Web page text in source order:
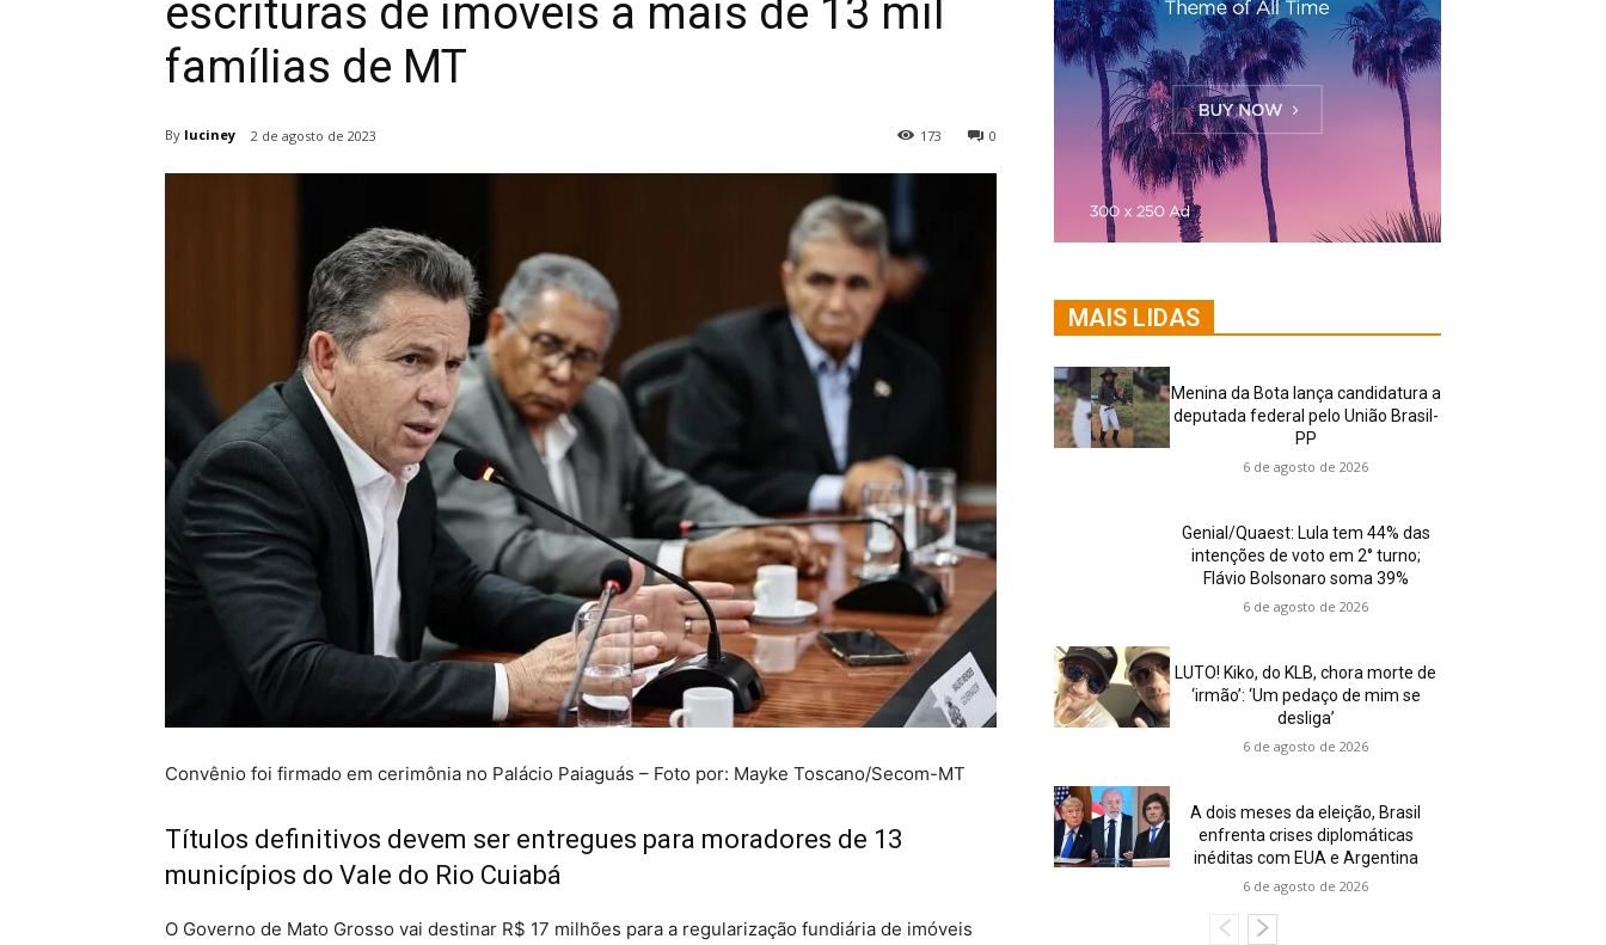
escrituras de imóveis a mais de 13 mil
famílias de MT
By luciney 2 de agosto de 2023 0
173
Convênio foi firmado em cerimônia no Palácio Paiaguás – Foto por: Mayke Toscano/Secom-MT
Títulos definitivos devem ser entregues para moradores de 13
municípios do Vale do Rio Cuiabá
O Governo de Mato Grosso vai destinar R$ 17 milhões para a regularização fundiária de imóveis
MAIS LIDAS
Menina da Bota lança candidatura a
deputada federal pelo União Brasil-
PP
6 de agosto de 2026
Genial/Quaest: Lula tem 44% das
intenções de voto em 2° turno;
Flávio Bolsonaro soma 39%
6 de agosto de 2026
LUTO! Kiko, do KLB, chora morte de
‘irmão’: ‘Um pedaço de mim se
desliga’
6 de agosto de 2026
A dois meses da eleição, Brasil
enfrenta crises diplomáticas
inéditas com EUA e Argentina
6 de agosto de 2026